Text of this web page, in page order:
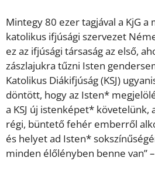
Mintegy 80 ezer tagjával a KjG a
katolikus ifjúsági szervezet
ez az ifjúsági társaság az első,
zászlajukra tűzni Isten
Katolikus Diákifjúság (KSJ)
döntött, hogy az Isten*
a KSJ új istenképet* követelünk,
régi, büntető fehér emberről
és helyet ad Isten*
minden élőlényben benne van”